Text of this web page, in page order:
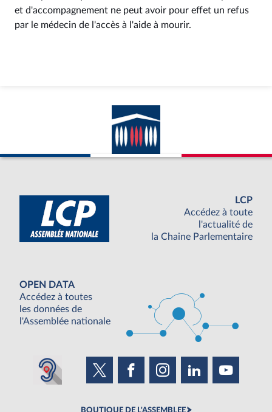
et d'accompagnement ne peut avoir pour effet un refus
par le médecin de l'accès à l'aide à mourir.
LCP
Accédez à toute
l'actualité de
la Chaine Parlementaire
OPEN DATA
Accédez à toutes
les données de
l'Assemblée nationale
BOUTIQUE DE L'ASSEMBLEE